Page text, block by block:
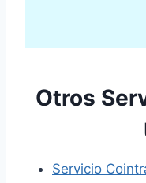
Otros
Servicio